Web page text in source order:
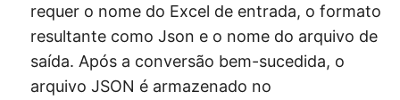
requer o nome do Excel de entrada, o formato
resultante como Json e o nome do arquivo de
saída. Após a conversão bem-sucedida, o
arquivo JSON é armazenado no